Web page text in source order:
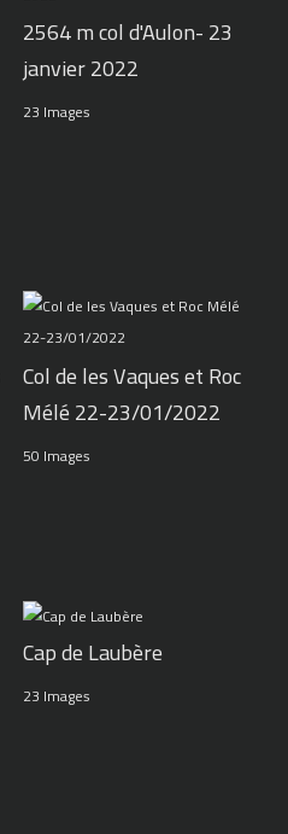
2564 m col d'Aulon- 23
janvier 2022
23 Images
Col de les Vaques et Roc
Mélé 22-23/01/2022
50 Images
Cap de Laubère
23 Images